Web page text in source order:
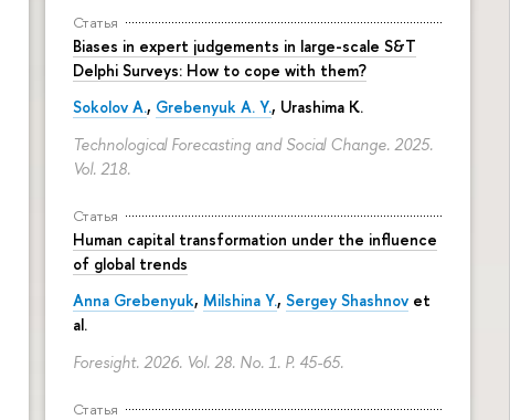
Статья
Biases in expert judgements in large-scale S&T
Delphi Surveys: How to cope with them?
Sokolov A., Grebenyuk A. Y., Urashima K.
Technological Forecasting and Social Change. 2025.
Vol. 218.
Статья
Human capital transformation under the influence
of global trends
Anna Grebenyuk, Milshina Y., Sergey Shashnov et
al.
Foresight. 2026. Vol. 28. No. 1. P. 45-65.
Статья